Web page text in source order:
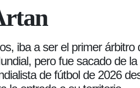
iba a ser el primer árbitro
pero fue sacado de
de fútbol de 2026